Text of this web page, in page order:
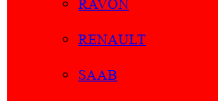
RAVON
RENAULT
SAAB